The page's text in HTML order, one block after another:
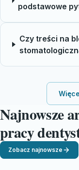
podstawowe
Czy treści na
Najnowsze
pracy
Zobacz najnowsze